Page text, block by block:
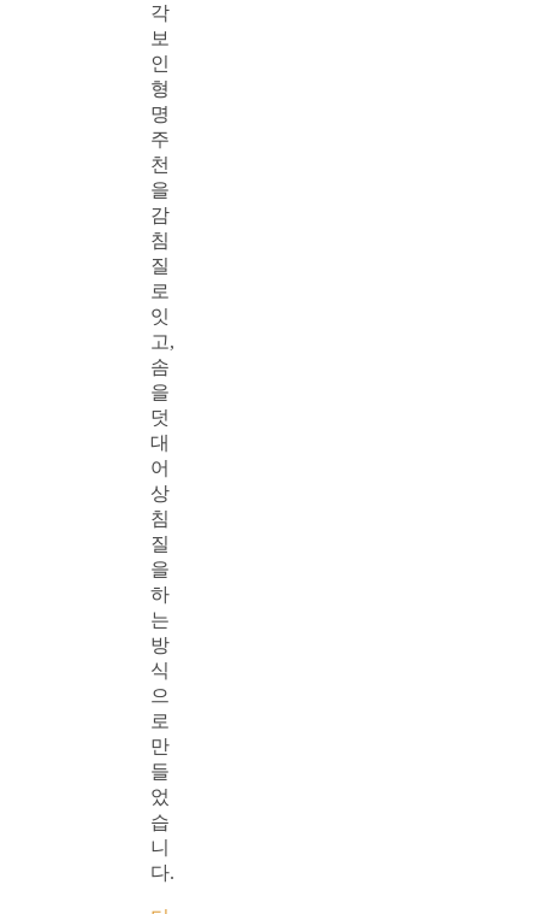
각
보
인
형
명
주
천
을
감
침
질
로
잇
고,
솜
을
덧
대
어
상
침
질
을
하
는
방
식
으
로
만
들
었
습
니
다.